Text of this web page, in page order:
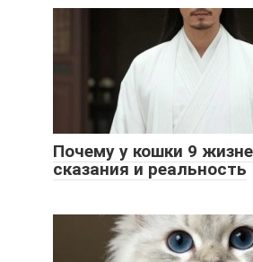
Почему у кошки 9
сказания и реальность